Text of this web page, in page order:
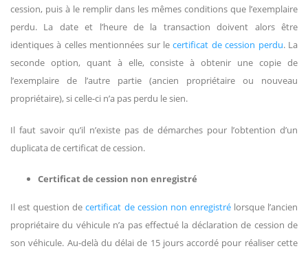
cession, puis à le remplir dans les mêmes conditions que l’exemplaire
perdu. La date et l’heure de la transaction doivent alors être
identiques à celles mentionnées sur lecertificat de cession perdu. La
seconde option, quant à elle, consiste à obtenir une copie de
l’exemplaire de l’autre partie (ancien propriétaire ou nouveau
propriétaire), si celle-ci n’a pas perdu le sien.
Il faut savoir qu’il n’existe pas de démarches pour l’obtention d’un
duplicata de certificat de cession.
Certificat de cession non enregistré
Il est question decertificat de cession non enregistrélorsque l’ancien
propriétaire du véhicule n’a pas effectué la déclaration de cession de
son véhicule. Au-delà du délai de 15 jours accordé pour réaliser cette